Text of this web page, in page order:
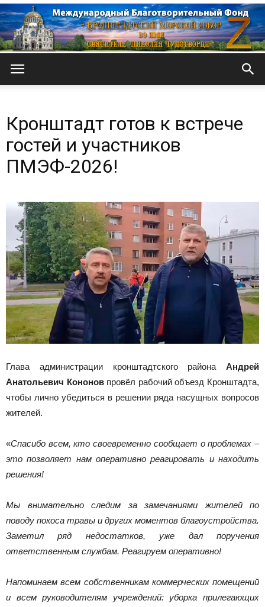
Морской
Кронштадт готов к встрече
гостей и участников
ПМЭФ-2026!
Глава администрации кронштадтского района Андрей
Анатольевич Кононовпровёл рабочий объезд Кронштадта,
чтобы лично убедиться в решении ряда насущных вопросов
жителей.
«Спасибо всем, кто своевременно сообщает о проблемах –
это позволяет нам оперативно реагировать и находить
решения!
Мы внимательно следим за замечаниями жителей по
поводу покоса травы и других моментов благоустройства.
Заметил ряд недостатков, уже дал поручения
ответственным службам. Реагируем оперативно!
Напоминаем всем собственникам коммерческих помещений
и всем руководителям учреждений: уборка прилегающих